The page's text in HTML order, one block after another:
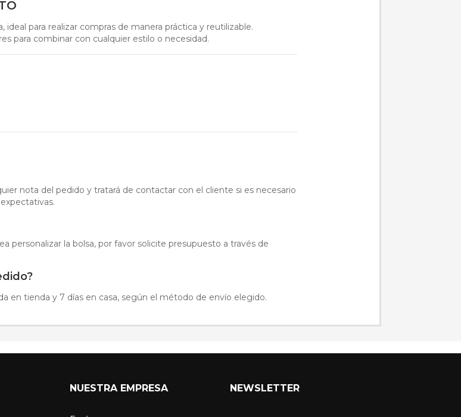
para realizar compras de manera práctica y reutilizable.
para combinar con cualquier estilo o necesidad.
nota del pedido y tratará de contactar con el cliente si es necesario
personalizar la bolsa, por favor solicite presupuesto a través de
en tienda y 7 días en casa, según el método de envío elegido.
NUESTRA EMPRESA NEWSLETTER